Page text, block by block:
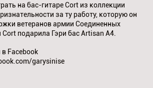
на бас-гитаре Cort из коллекции
за ту работу, которую он
ветеранов армии Соединенных
подарила Гэри бас Artisan A4.
Facebook
garysinise